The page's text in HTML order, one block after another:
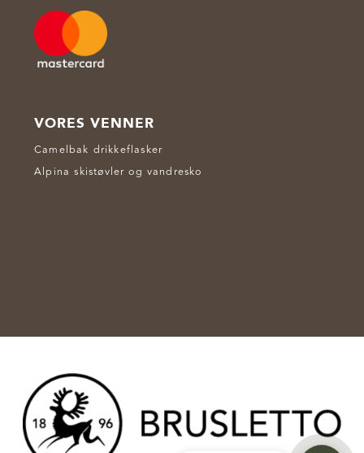
VORES VENNER
Camelbak drikkeflasker
Alpina skistøvler og vandresko